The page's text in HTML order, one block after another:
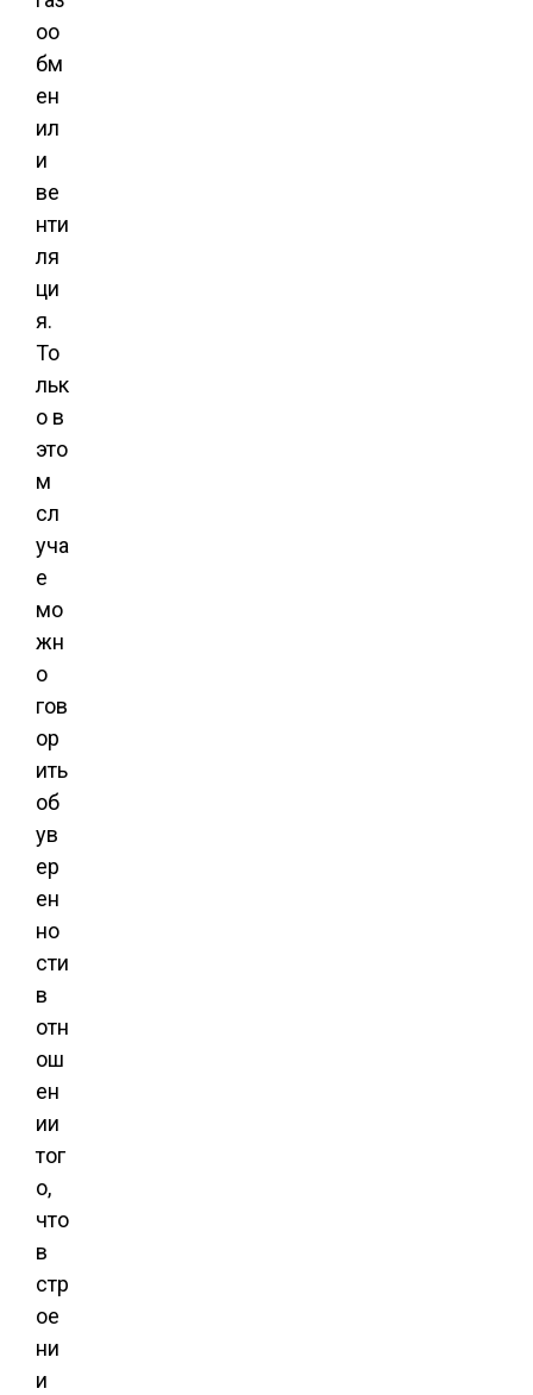
оо
бм
ен
ил
и
ве
нти
ля
ци
я.
То
льк
о в
это
м
сл
уча
е
мо
жн
о
гов
ор
ить
об
ув
ер
ен
но
сти
в
отн
ош
ен
ии
тог
о,
что
в
стр
ое
ни
и